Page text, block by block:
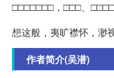
□□□□□□□，□□□、□□□□
想这般，夷旷襟怀，渺
作者简介(吴潜)